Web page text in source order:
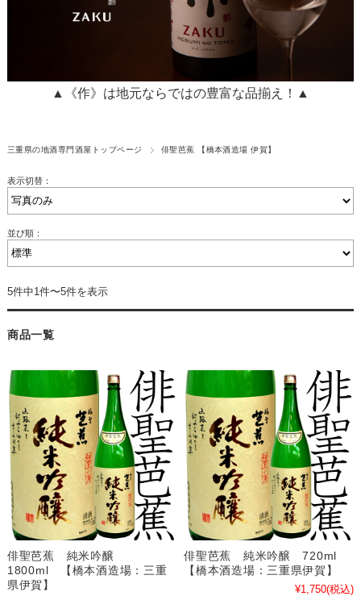
▲《作》は地元ならではの豊富な品揃え！▲
三重県の地酒専門酒屋トップページ 俳聖芭蕉 【橋本酒造場 伊賀】
表示切替：
並び順：
5件中1件〜5件を表示
商品一覧
俳聖芭蕉 純米吟醸
1800ml 【橋本酒造場：三重
県伊賀】
俳聖芭蕉 純米吟醸 720ml
【橋本酒造場：三重県伊賀】
¥1,750(税込)